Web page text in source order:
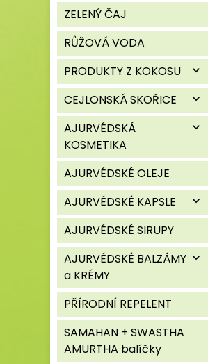
ZELENÝ ČAJ
RŮŽOVÁ VODA
PRODUKTY Z KOKOSU
expand_more
CEJLONSKÁ SKOŘICE expand_more
AJURVÉDSKÁ
KOSMETIKA
expand_more
AJURVÉDSKÉ OLEJE
AJURVÉDSKÉ KAPSLE
expand_more
AJURVÉDSKÉ SIRUPY
AJURVÉDSKÉ BALZÁMY
a KRÉMY
expand_more
PŘÍRODNÍ REPELENT
SAMAHAN + SWASTHA
AMURTHA balíčky